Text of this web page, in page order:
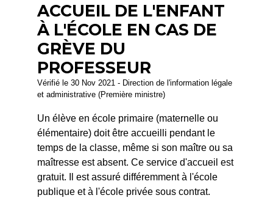
ACCUEIL DE L'ENFANT
À L'ÉCOLE EN CAS DE
GRÈVE DU
PROFESSEUR
Vérifié le 30 Nov 2021 - Direction de l'information légale
et administrative (Première ministre)
Un élève en école primaire (maternelle ou
élémentaire) doit être accueilli pendant le
temps de la classe, même si son maître ou sa
maîtresse est absent. Ce service d'accueil est
gratuit. Il est assuré différemment à l'école
publique et à l'école privée sous contrat.